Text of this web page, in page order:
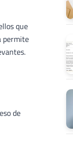
que
permite
de